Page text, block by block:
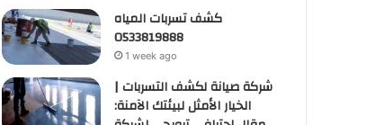
كشف تسربات المياه
0533819888
1 week ago
شركة صيانة لكشف التسربات |
الخيار الأمثل لبيئتك الآمنة: